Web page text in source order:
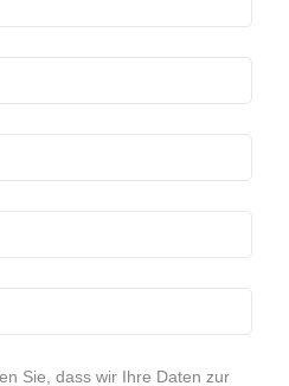
Sie, dass wir Ihre Daten zur